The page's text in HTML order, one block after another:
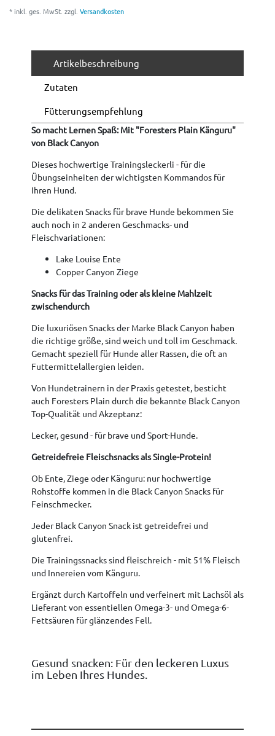
* inkl. ges. MwSt. zzgl. Versandkosten
Artikelbeschreibung
Zutaten
Fütterungsempfehlung
So macht Lernen Spaß: Mit "Foresters Plain Känguru"
von Black Canyon
Dieses hochwertige Trainingsleckerli - für die
Übungseinheiten der wichtigsten Kommandos für
Ihren Hund.
Die delikaten Snacks für brave Hunde bekommen Sie
auch noch in 2 anderen Geschmacks- und
Fleischvariationen:
Lake Louise Ente
Copper Canyon Ziege
Snacks für das Training oder als kleine Mahlzeit
zwischendurch
Die luxuriösen Snacks der Marke Black Canyon haben
die richtige größe, sind weich und toll im Geschmack.
Gemacht speziell für Hunde aller Rassen, die oft an
Futtermittelallergien leiden.
Von Hundetrainern in der Praxis getestet, besticht
auch Foresters Plain durch die bekannte Black Canyon
Top-Qualität und Akzeptanz:
Lecker, gesund - für brave und Sport-Hunde.
Getreidefreie Fleischsnacks als Single-Protein!
Ob Ente, Ziege oder Känguru: nur hochwertige
Rohstoffe kommen in die Black Canyon Snacks für
Feinschmecker.
Jeder Black Canyon Snack ist getreidefrei und
glutenfrei.
Die Trainingssnacks sind fleischreich - mit 51% Fleisch
und Innereien vom Känguru.
Ergänzt durch Kartoffeln und verfeinert mit Lachsöl als
Lieferant von essentiellen Omega-3- und Omega-6-
Fettsäuren für glänzendes Fell.
Gesund snacken: Für den leckeren Luxus
im Leben Ihres Hundes.